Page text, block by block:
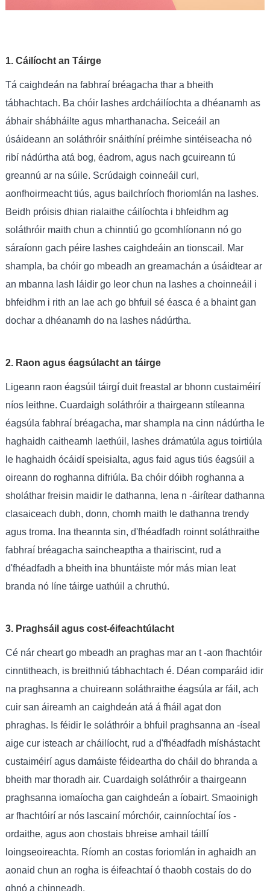
1. Cáilíocht an Táirge
Tá caighdeán na fabhraí bréagacha thar a bheith
tábhachtach. Ba chóir lashes ardcháilíochta a dhéanamh as
ábhair shábháilte agus mharthanacha. Seiceáil an
úsáideann an soláthróir snáithíní préimhe sintéiseacha nó
ribí nádúrtha atá bog, éadrom, agus nach gcuireann tú
greannú ar na súile. Scrúdaigh coinneáil curl,
aonfhoirmeacht tiús, agus bailchríoch fhoriomlán na lashes.
Beidh próisis dhian rialaithe cáilíochta i bhfeidhm ag
soláthróir maith chun a chinntiú go gcomhlíonann nó go
sáraíonn gach péire lashes caighdeáin an tionscail. Mar
shampla, ba chóir go mbeadh an greamachán a úsáidtear ar
an mbanna lash láidir go leor chun na lashes a choinneáil i
bhfeidhm i rith an lae ach go bhfuil sé éasca é a bhaint gan
dochar a dhéanamh do na lashes nádúrtha.
2. Raon agus éagsúlacht an táirge
Ligeann raon éagsúil táirgí duit freastal ar bhonn custaiméirí
níos leithne. Cuardaigh soláthróir a thairgeann stíleanna
éagsúla fabhraí bréagacha, mar shampla na cinn nádúrtha le
haghaidh caitheamh laethúil, lashes drámatúla agus toirtiúla
le haghaidh ócáidí speisialta, agus faid agus tiús éagsúil a
oireann do roghanna difriúla. Ba chóir dóibh roghanna a
sholáthar freisin maidir le dathanna, lena n -áirítear dathanna
clasaiceach dubh, donn, chomh maith le dathanna trendy
agus troma. Ina theannta sin, d'fhéadfadh roinnt soláthraithe
fabhraí bréagacha saincheaptha a thairiscint, rud a
d'fhéadfadh a bheith ina bhuntáiste mór más mian leat
branda nó líne táirge uathúil a chruthú.
3. Praghsáil agus cost-éifeachtúlacht
Cé nár cheart go mbeadh an praghas mar an t -aon fhachtóir
cinntitheach, is breithniú tábhachtach é. Déan comparáid idir
na praghsanna a chuireann soláthraithe éagsúla ar fáil, ach
cuir san áireamh an caighdeán atá á fháil agat don
phraghas. Is féidir le soláthróir a bhfuil praghsanna an -íseal
aige cur isteach ar cháilíocht, rud a d'fhéadfadh míshástacht
custaiméirí agus damáiste féideartha do cháil do bhranda a
bheith mar thoradh air. Cuardaigh soláthróir a thairgeann
praghsanna iomaíocha gan caighdeán a íobairt. Smaoinigh
ar fhachtóirí ar nós lascainí mórchóir, cainníochtaí íos -
ordaithe, agus aon chostais bhreise amhail táillí
loingseoireachta. Ríomh an costas foriomlán in aghaidh an
aonaid chun an rogha is éifeachtaí ó thaobh costais do do
ghnó a chinneadh.